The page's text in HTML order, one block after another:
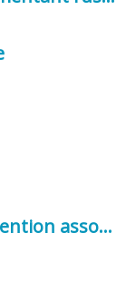
CERFA demande de subvention association